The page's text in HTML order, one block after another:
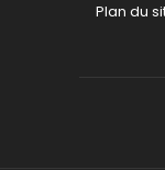
Plan du